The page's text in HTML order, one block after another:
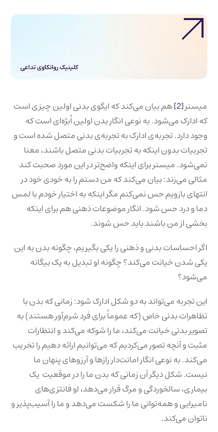
میسنر[2] هم بیان می‌کند که ایگوی بدنی اولین چیزی است
که ادارک می‌شود. به نوعی انگار بدن اولین اُبژه‌ای است که
وجود دارد. تجربه‌ی ادارک به تجربه‌ی بدنی متصل شده است و
تجربیات بدون اینکه به تجربیات بدنی متصل باشند، معنا
نمی‌شود. میسنر برای اینکه واضح‌تر در این مورد صحبت کند
مثالی می‌زند: بیان می‌کند که من دستم را به خودی خود در
انتهای بازویم حس نمی‌کنم مگر اینکه به اختیار خودم با لمس
دما و درد حس شود. انگار موضوعات ذهنی هم برای اینکه
بخشی از من باشند باید حس شوند.
اگر احساسات بدنی و ذهنی را یکی بگیریم، چگونه بدن به این
یکی شدن خیانت می‌کند؟ چگونه او تبدیل به یک بیگانه
می‌شود؟
این تجربه می‌تواند به دو شکل ادارک شود: زمانی که بدن با
تظاهرات بدنی خاص (که عموماً برای فرد شرم‌آور هستند) به
تصویر بدنی خیانت می‌کند، ما را شوکه می‌کند و انتظارات
مثبت و آنچه تصور می‌کردیم که می‌توانیم ارائه دهیم را تخریب
می‌کند. به نوعی انگار امانت‌دار رازها و آرزوهای پنهان ما
نیست. شکل دیگر آن زمانی که بدن ما را در موقعیت یک
بیماری، سالخوردگی و مرگ قرار می‌دهد، او فانتزی‌های
نامیرایی و همه‌توانی ما را شکست می‌دهد و ما را آسیب‌پذیر و
ناتوان می‌کند.